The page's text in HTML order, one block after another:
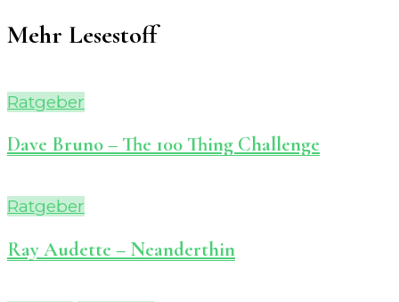
Mehr Lesestoff
Ratgeber
Dave Bruno – The 100 Thing Challenge
Ratgeber
Ray Audette – Neanderthin